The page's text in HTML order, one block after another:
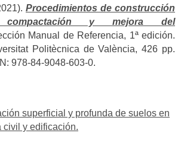
Procedimientos de construcción
y mejora del
Manual de Referencia, 1ª edición.
Politècnica de València, 426 pp.
978-84-9048-603-0.
superficial y profunda de suelos en
civil y edificación.